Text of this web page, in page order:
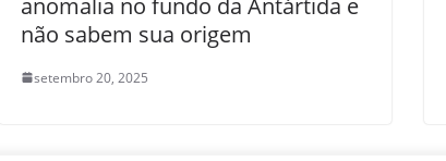
não sabem sua origem
setembro 20, 2025